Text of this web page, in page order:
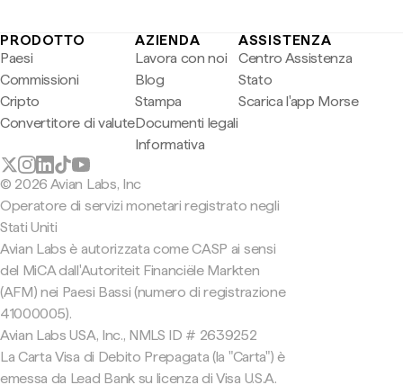
PRODOTTO
Paesi
Commissioni
Cripto
Convertitore di valute
AZIENDA
Lavora con noi
Blog
Stampa
Documenti legali
Informativa
ASSISTENZA
Centro Assistenza
Stato
Scarica l'app Morse
© 2026 Avian Labs, Inc
Operatore di servizi monetari registrato negli
Stati Uniti
Avian Labs è autorizzata come CASP ai sensi
del MiCA dall'Autoriteit Financiële Markten
(AFM) nei Paesi Bassi (numero di registrazione
41000005).
Avian Labs USA, Inc., NMLS ID # 2639252
La Carta Visa di Debito Prepagata (la "Carta") è
emessa da Lead Bank su licenza di Visa U.S.A.